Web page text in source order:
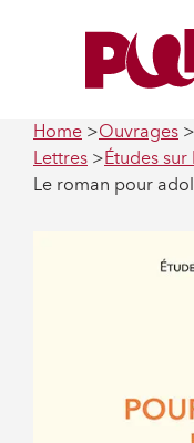
Home Ouvrages
Lettres
Études sur
Le roman pour